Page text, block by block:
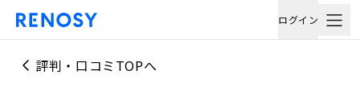
ログイン
評判・口コミTOPへ